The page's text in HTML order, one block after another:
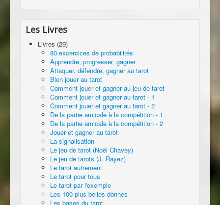
Les Livres
Livres (29)
80 excercices de probabilités
Apprendre, progresser, gagner
Attaquer, défendre, gagner au tarot
Bien jouer au tarot
Comment jouer et gagner au jeu de tarot
Comment jouer et gagner au tarot - 1
Comment jouer et gagner au tarot - 2
De la partie amicale à la compétition - 1
De la partie amicale à la compétition - 2
Jouer et gagner au tarot
La signalisation
Le jeu de tarot (Noël Chavey)
Le jeu de tarots (J. Rayez)
Le tarot autrement
Le tarot pour tous
Le tarot par l'exemple
Les 100 plus belles donnes
Les bases du tarot